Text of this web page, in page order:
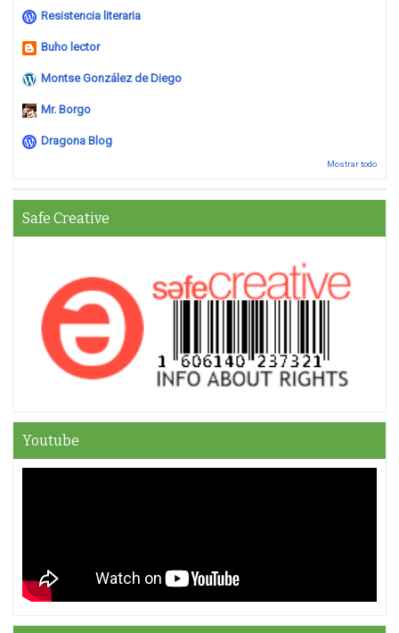
Resistencia literaria
Buho lector
Montse González de Diego
Mr. Borgo
Dragona Blog
Mostrar todo
Safe Creative
Youtube